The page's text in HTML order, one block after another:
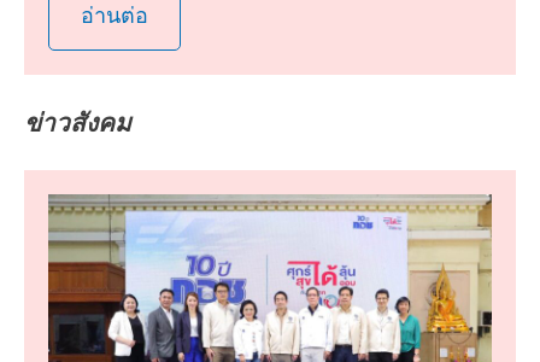
อ่านต่อ
ข่าวสังคม